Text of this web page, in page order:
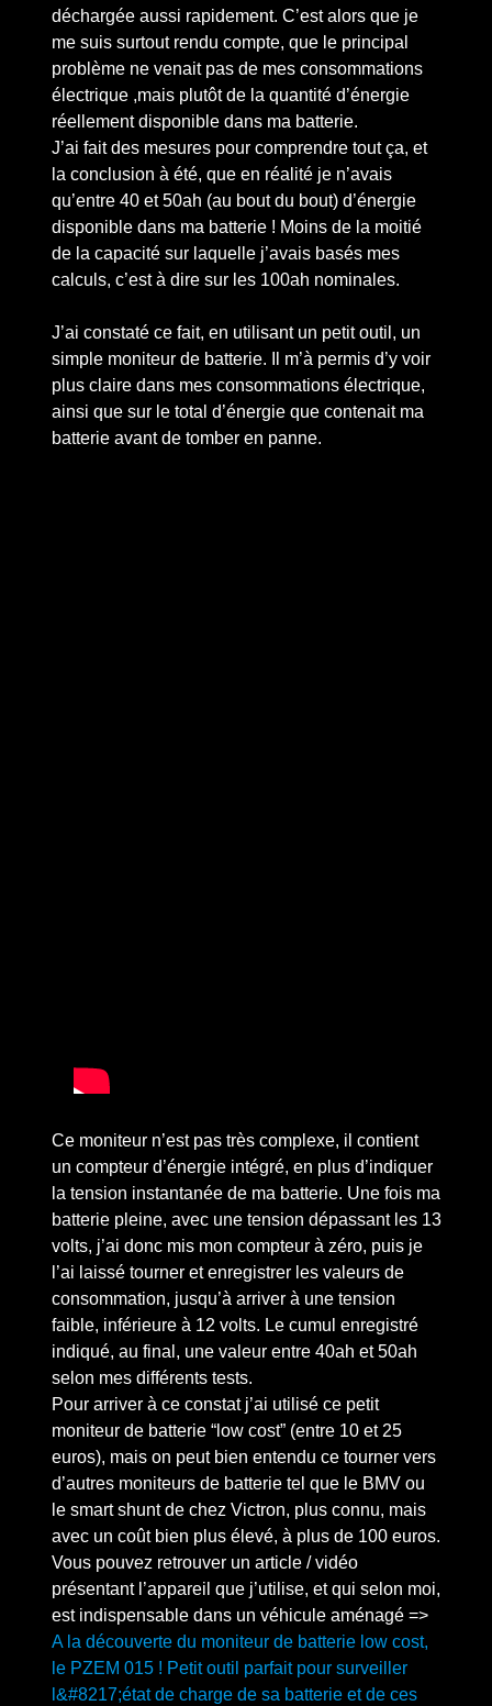
déchargée aussi rapidement. C’est alors que je
me suis surtout rendu compte, que le principal
problème ne venait pas de mes consommations
électrique ,mais plutôt de la quantité d’énergie
réellement disponible dans ma batterie.
J’ai fait des mesures pour comprendre tout ça, et
la conclusion à été, que en réalité je n’avais
qu’entre 40 et 50ah (au bout du bout) d’énergie
disponible dans ma batterie ! Moins de la moitié
de la capacité sur laquelle j’avais basés mes
calculs, c’est à dire sur les 100ah nominales.
J’ai constaté ce fait, en utilisant un petit outil, un
simple moniteur de batterie. Il m’à permis d’y voir
plus claire dans mes consommations électrique,
ainsi que sur le total d’énergie que contenait ma
batterie avant de tomber en panne.
Ce moniteur n’est pas très complexe, il contient
un compteur d’énergie intégré, en plus d’indiquer
la tension instantanée de ma batterie. Une fois ma
batterie pleine, avec une tension dépassant les 13
volts, j’ai donc mis mon compteur à zéro, puis je
l’ai laissé tourner et enregistrer les valeurs de
consommation, jusqu’à arriver à une tension
faible, inférieure à 12 volts. Le cumul enregistré
indiqué, au final, une valeur entre 40ah et 50ah
selon mes différents tests.
Pour arriver à ce constat j’ai utilisé ce petit
moniteur de batterie “low cost” (entre 10 et 25
euros), mais on peut bien entendu ce tourner vers
d’autres moniteurs de batterie tel que le BMV ou
le smart shunt de chez Victron, plus connu, mais
avec un coût bien plus élevé, à plus de 100 euros.
Vous pouvez retrouver un article / vidéo
présentant l’appareil que j’utilise, et qui selon moi,
est indispensable dans un véhicule aménagé =>
A la découverte du moniteur de batterie low cost,
le PZEM 015 ! Petit outil parfait pour surveiller
l&#8217;état de charge de sa batterie et de ces